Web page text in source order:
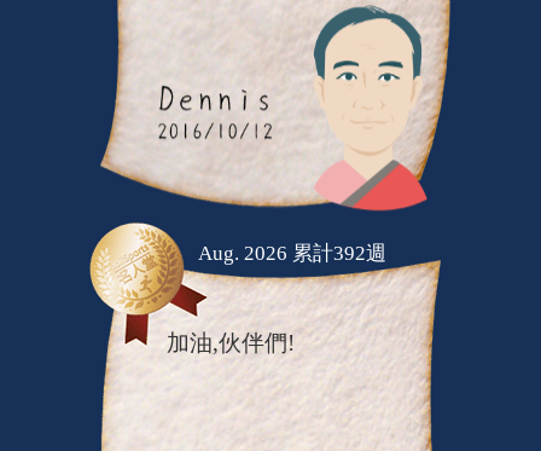
Aug. 2026 累計392週
加油,伙伴們!